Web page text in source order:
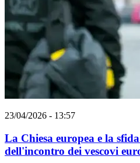
23/04/2026 - 13:57
La Chiesa europea e la
dell'incontro dei vescovi